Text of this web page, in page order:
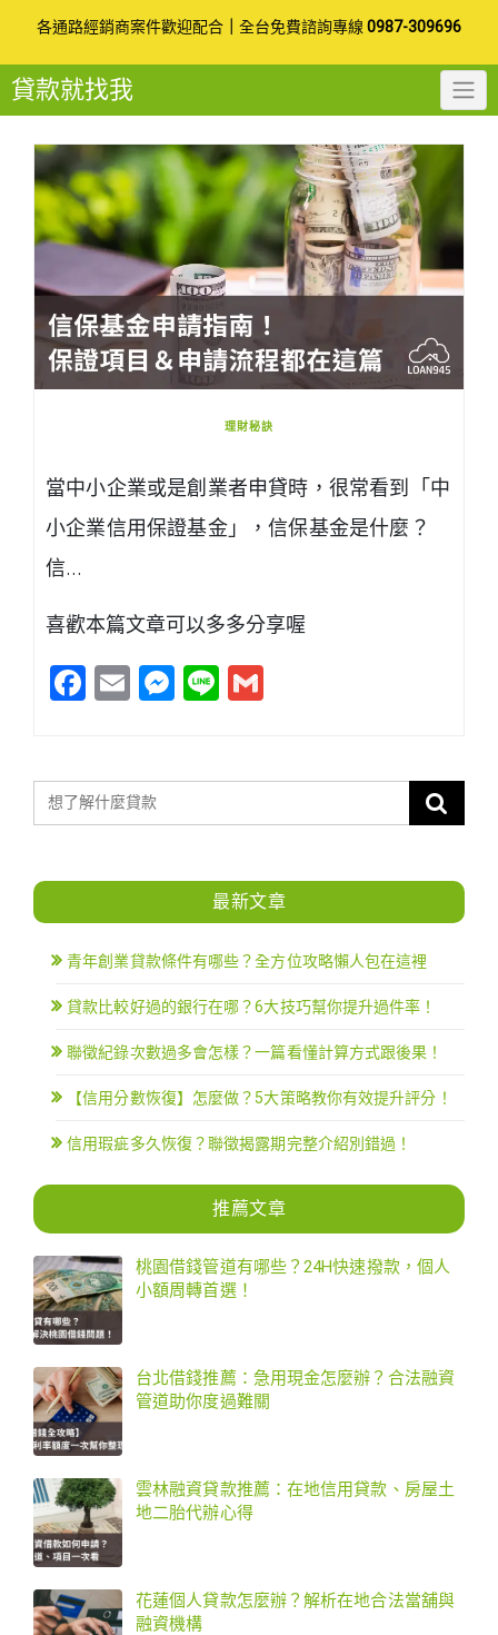
to
content
各通路經銷商案件歡迎配合 全台免費諮詢專線 0987-309696
貸款就找我
理財秘訣
當中小企業或是創業者申貸時，很常看到「中
小企業信用保證基金」，信保基金是什麼？
信…
喜歡本篇文章可以多多分享喔
Facebook
EmailMessenger
Line
最新文章
青年創業貸款條件有哪些？全方位攻略懶人包在這裡
貸款比較好過的銀行在哪？6大技巧幫你提升過件率！
聯徵紀錄次數過多會怎樣？一篇看懂計算方式跟後果！
【信用分數恢復】怎麼做？5大策略教你有效提升評分！
信用瑕疵多久恢復？聯徵揭露期完整介紹別錯過！
推薦文章
桃園借錢管道有哪些？24H快速撥款，個人
小額周轉首選！
台北借錢推薦：急用現金怎麼辦？合法融資
管道助你度過難關
雲林融資貸款推薦：在地信用貸款、房屋土
地二胎代辦心得
花蓮個人貸款怎麼辦？解析在地合法當舖與
融資機構